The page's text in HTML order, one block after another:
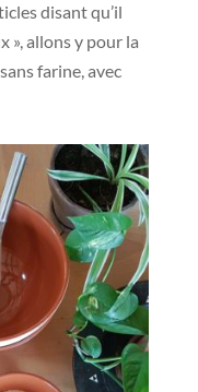
disant qu’il
», allons y pour la
farine, avec